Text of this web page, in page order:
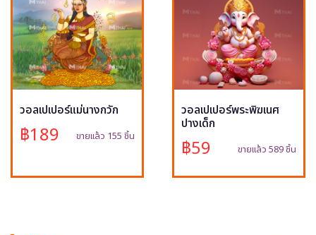
วอลเปเปอร์แม่นางกวัก
฿189 ขายแล้ว 155 ชิ้น
วอลเปเปอร์พระพิฆเนศ
ปางเด็ก
฿59 ขายแล้ว 589 ชิ้น